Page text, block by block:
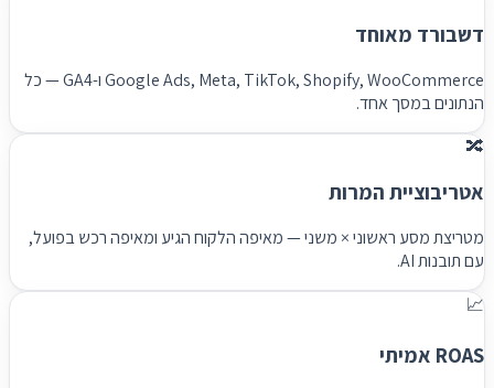
דשבורד מאוחד
Google Ads, Meta, TikTok, Shopify, WooCommerce ו-GA4 — כל
הנתונים במסך אחד.
🔀
אטריבוציית המרות
מטריצת מסע ראשוני × משני — מאיפה הלקוח הגיע ומאיפה רכש בפועל,
עם תובנות AI.
📈
ROAS אמיתי